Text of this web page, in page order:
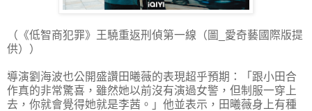
（《低智商犯罪》王驍重返刑偵第一線（圖_愛奇藝國際版提
供））
導演劉海波也公開盛讚田曦薇的表現超乎預期：「跟小田合
作真的非常驚喜，雖然她以前沒有演過女警，但制服一穿上
去，你就會覺得她就是李茜。」他並表示，田曦薇身上有種